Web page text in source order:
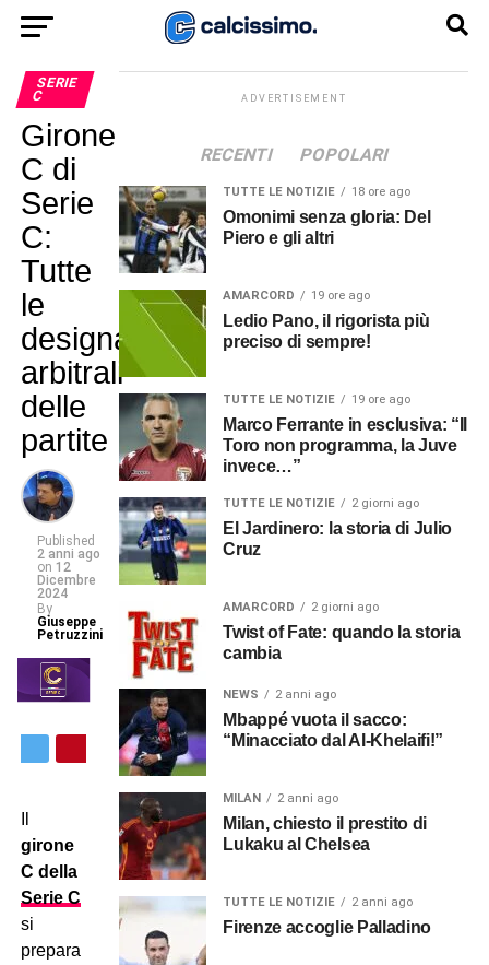
SERIE
C
Girone
C di
Serie
C:
Tutte
le
designazioni
arbitrali
delle
partite
Published
2 anni ago
on 12
Dicembre
2024
By
Giuseppe
Petruzzini
girone
C della
Serie C
si
prepara
ADVERTISEMENT
RECENTI POPOLARI
TUTTE LE NOTIZIE 18 ore ago
Omonimi senza gloria: Del
Piero e gli altri
AMARCORD 19 ore ago
Ledio Pano, il rigorista più
preciso di sempre!
TUTTE LE NOTIZIE 19 ore ago
Marco Ferrante in esclusiva: “Il
Toro non programma, la Juve
invece…”
TUTTE LE NOTIZIE 2 giorni ago
El Jardinero: la storia di Julio
Cruz
AMARCORD 2 giorni ago
Twist of Fate: quando la storia
cambia
NEWS 2 anni ago
Mbappé vuota il sacco:
“Minacciato dal Al-Khelaifi!”
MILAN 2 anni ago
Milan, chiesto il prestito di
Lukaku al Chelsea
TUTTE LE NOTIZIE 2 anni ago
Firenze accoglie Palladino